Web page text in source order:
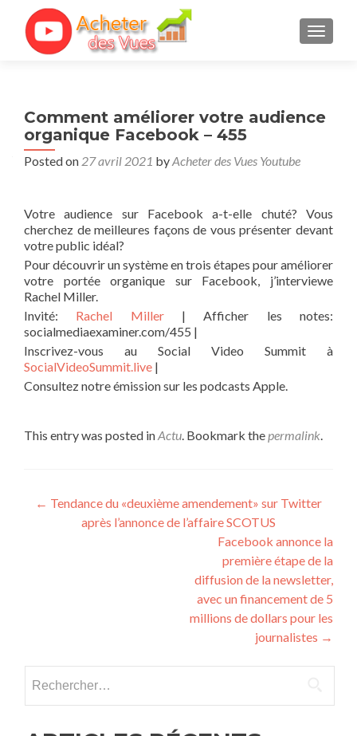
Comment améliorer votre audience
organique Facebook – 455
Posted on 27 avril 2021 byAcheter des Vues Youtube
Votre audience sur Facebook a-t-elle chuté? Vous
cherchez de meilleures façons de vous présenter devant
votre public idéal?
Pour découvrir un système en trois étapes pour améliorer
votre portée organique sur Facebook, j’interviewe
Rachel Miller.
Invité: Rachel Miller| Afficher les notes:
socialmediaexaminer.com/455 |
Inscrivez-vous au Social Video Summit à
SocialVideoSummit.live |
Consultez notre émission sur les podcasts Apple.
This entry was posted inActu. Bookmark thepermalink.
Post navigation
← Tendance du «deuxième amendement» sur Twitter
après l’annonce de l’affaire SCOTUS
Facebook annonce la
première étape de la
diffusion de la newsletter,
avec un financement de 5
millions de dollars pour les
journalistes →